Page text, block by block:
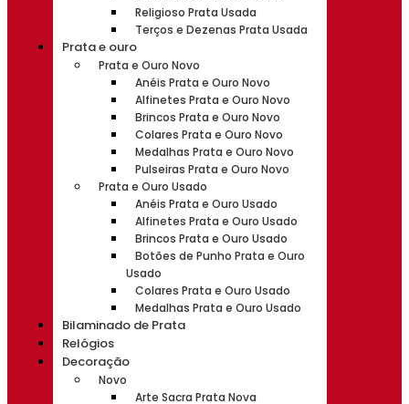
Religioso Prata Usada
Terços e Dezenas Prata Usada
Prata e ouro
Prata e Ouro Novo
Anéis Prata e Ouro Novo
Alfinetes Prata e Ouro Novo
Brincos Prata e Ouro Novo
Colares Prata e Ouro Novo
Medalhas Prata e Ouro Novo
Pulseiras Prata e Ouro Novo
Prata e Ouro Usado
Anéis Prata e Ouro Usado
Alfinetes Prata e Ouro Usado
Brincos Prata e Ouro Usado
Botões de Punho Prata e Ouro
Usado
Colares Prata e Ouro Usado
Medalhas Prata e Ouro Usado
Bilaminado de Prata
Relógios
Decoração
Novo
Arte Sacra Prata Nova